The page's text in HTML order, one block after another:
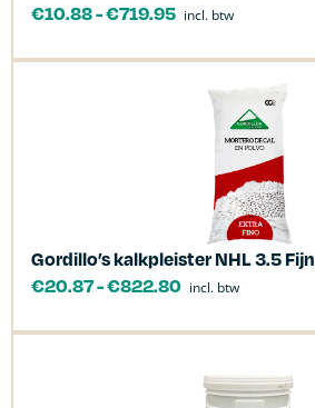
€10.88-€719.95 incl. btw
Gordillo’s kalkpleister NHL 3.5 Fijn
€20.87-€822.80 incl. btw